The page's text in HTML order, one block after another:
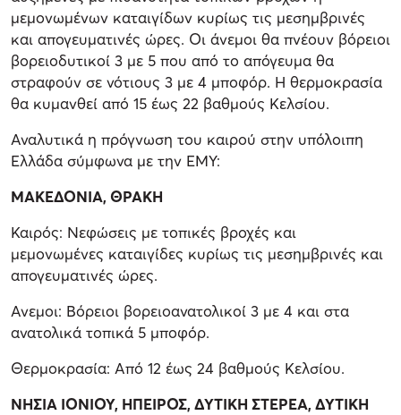
μεμονωμένων καταιγίδων κυρίως τις μεσημβρινές
και απογευματινές ώρες. Οι άνεμοι θα πνέουν βόρειοι
βορειοδυτικοί 3 με 5 που από το απόγευμα θα
στραφούν σε νότιους 3 με 4 μποφόρ. Η θερμοκρασία
θα κυμανθεί από 15 έως 22 βαθμούς Κελσίου.
Αναλυτικά η πρόγνωση του καιρού στην υπόλοιπη
Ελλάδα σύμφωνα με την ΕΜΥ:
ΜΑΚΕΔΟΝΙΑ, ΘΡΑΚΗ
Καιρός: Νεφώσεις με τοπικές βροχές και
μεμονωμένες καταιγίδες κυρίως τις μεσημβρινές και
απογευματινές ώρες.
Ανεμοι: Βόρειοι βορειοανατολικοί 3 με 4 και στα
ανατολικά τοπικά 5 μποφόρ.
Θερμοκρασία: Από 12 έως 24 βαθμούς Κελσίου.
ΝΗΣΙΑ ΙΟΝΙΟΥ, ΗΠΕΙΡΟΣ, ΔΥΤΙΚΗ ΣΤΕΡΕΑ, ΔΥΤΙΚΗ